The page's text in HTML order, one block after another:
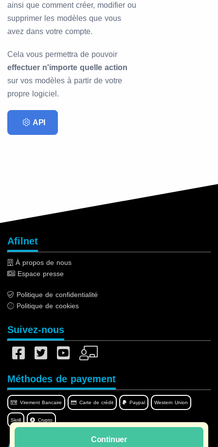
ainsi que comment créer, modifier ou
supprimer les modèles que vous
avez dans votre compte.
Cela vous permettra de pouvoir
effectuer n'importe quelle action
sur vos modèles à partir de votre
propre logiciel.
API
Continuer
Afilnet
À propos de nous
Espace presse
Politique de confidentialité
Politique de cookies
Suivez-nous
Méthodes de payement
Virement Bancaire Carte de crédit Paypal Western Union
Skrill Crypto